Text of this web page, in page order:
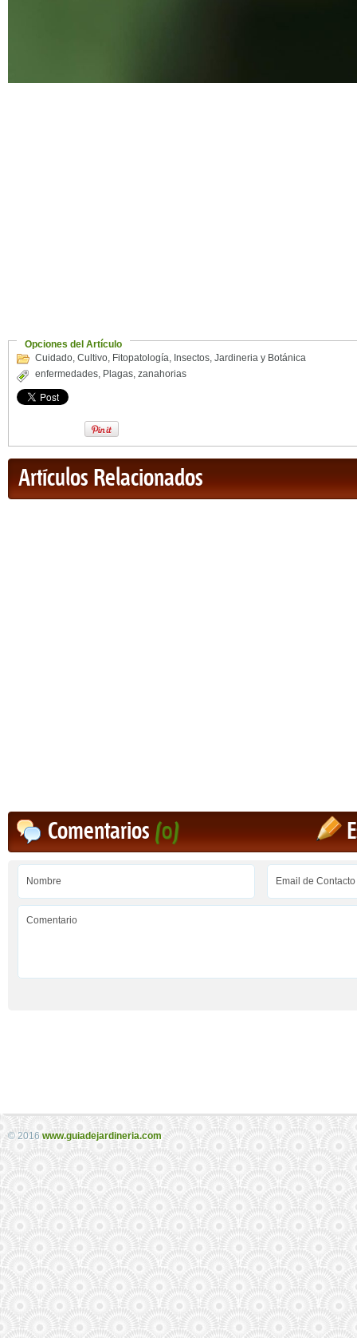
Opciones del Artículo
Cuidado, Cultivo, Fitopatología, Insectos, Jardineria y Botánica
enfermedades, Plagas, zanahorias
Artículos Relacionados
Comentarios(0)
© 2016 www.guiadejardineria.com